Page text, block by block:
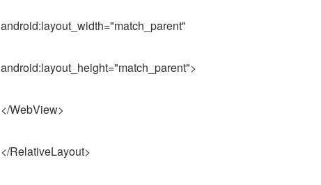
android:layout_width="match_parent"
android:layout_height="match_parent">
</WebView>
</RelativeLayout>